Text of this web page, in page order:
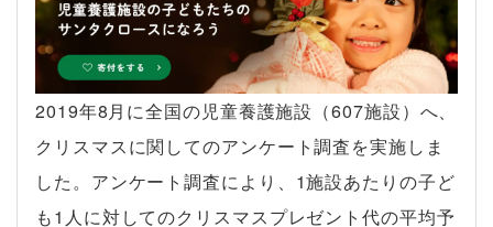
2019年8月に全国の児童養護施設（607施設）へ、
クリスマスに関してのアンケート調査を実施しま
した。アンケート調査により、1施設あたりの子ど
も1人に対してのクリスマスプレゼント代の平均予